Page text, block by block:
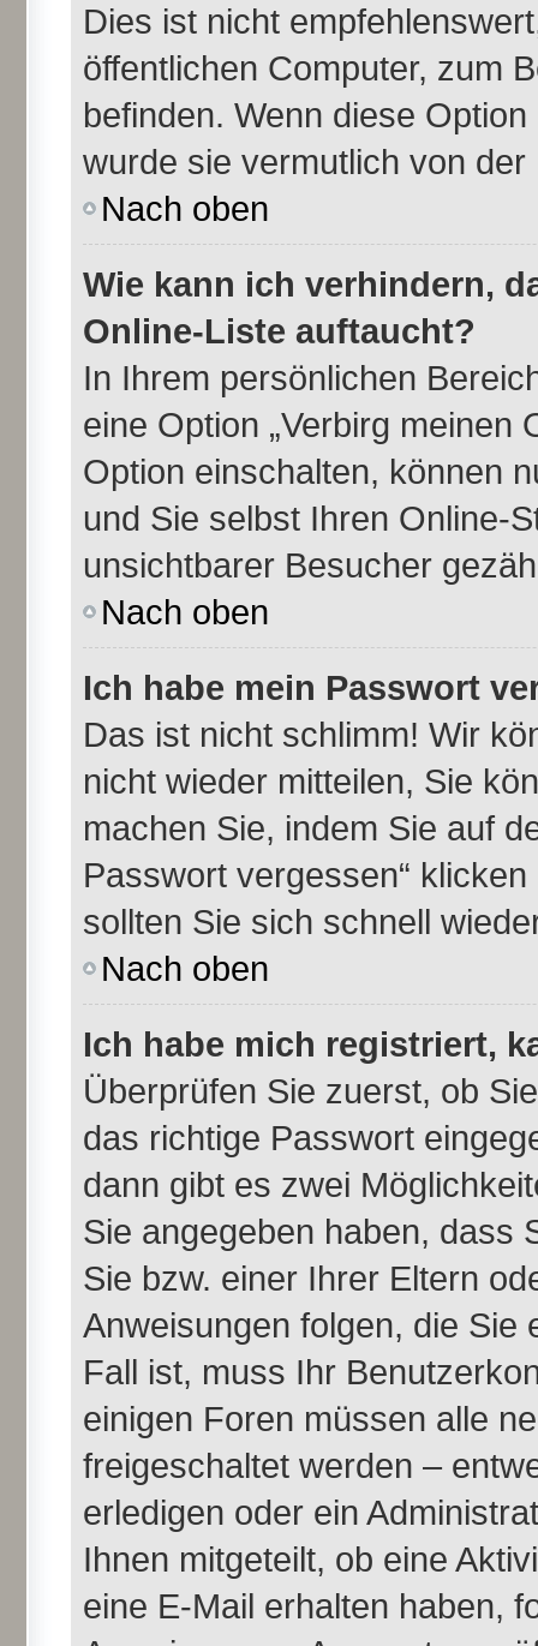
Dies ist nicht
öffentlichen Computer, zum
befinden. Wenn diese
wurde sie vermutlich von
Nach oben
Wie kann ich verhindern,
Online-Liste auftaucht?
In Ihrem persönlichen
eine Option „Verbirg meinen
Option einschalten, können
und Sie selbst Ihren Online-
unsichtbarer Besucher
Nach oben
Ich habe mein Passwort
Das ist nicht schlimm! Wir
nicht wieder mitteilen, Sie
machen Sie, indem Sie auf
Passwort vergessen“
sollten Sie sich schnell
Nach oben
Ich habe mich registriert,
Überprüfen Sie zuerst, ob
das richtige Passwort
dann gibt es zwei
Sie angegeben haben, dass
Sie bzw. einer Ihrer Eltern
Anweisungen folgen, die Sie
Fall ist, muss Ihr
einigen Foren müssen alle
freigeschaltet werden –
erledigen oder ein
Ihnen mitgeteilt, ob eine
eine E-Mail erhalten haben,